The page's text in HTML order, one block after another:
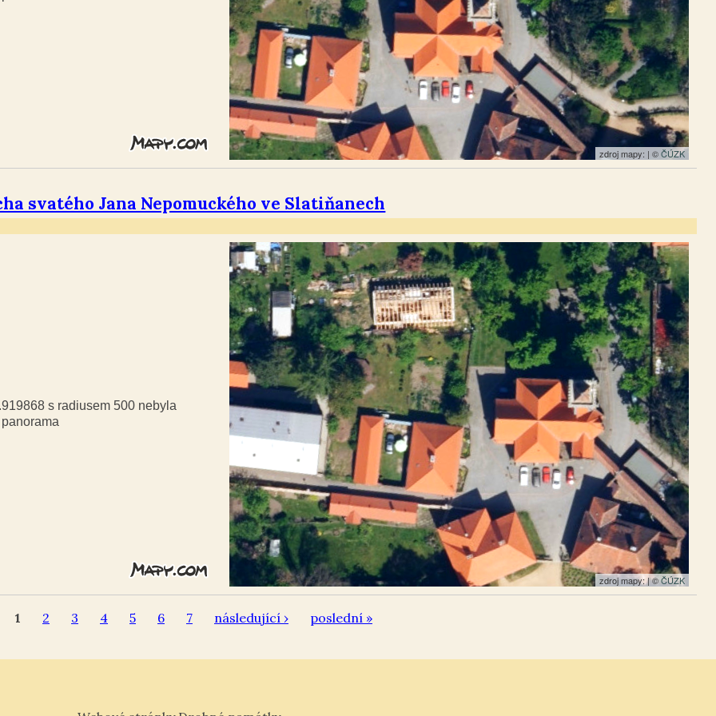
zdroj mapy: | ©ČÚZK
svatého Jana Nepomuckého ve Slatiňanech
s radiusem 500 nebyla
zdroj mapy: | ©ČÚZK
1 2 3 4 5 6 7 následující › poslední »